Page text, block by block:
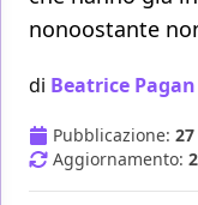
nonoostante
di Beatrice Pagan
Pubblicazione:
Aggiornamento: